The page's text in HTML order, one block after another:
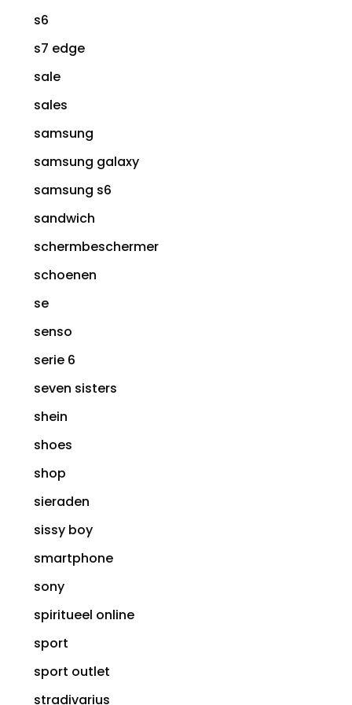
s6
s7 edge
sale
sales
samsung
samsung galaxy
samsung s6
sandwich
schermbeschermer
schoenen
se
senso
serie 6
seven sisters
shein
shoes
shop
sieraden
sissy boy
smartphone
sony
spiritueel online
sport
sport outlet
stradivarius